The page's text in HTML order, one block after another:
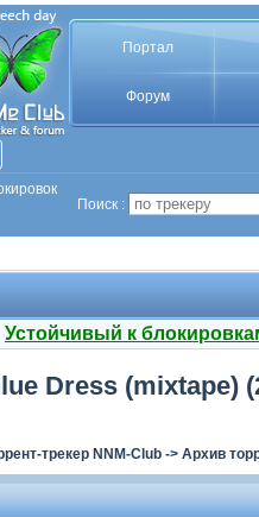
Портал
Форум
Поиск :
Устойчивый к
Dress (mixtape)
трекер NNM-Club -> Архив